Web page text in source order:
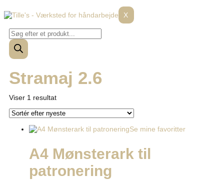
X
Stramaj 2.6
Viser 1 resultat
Se mine favoritter
A4 Mønsterark til
patronering